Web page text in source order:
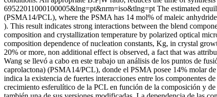
69522011000100005&lng=pt&nrm=iso&tlng=pt The estimated
(PSMA14/PCL), where the PSMA has 14 mol% of maleic
). This result indicates strong interactions between the blend
composition and crystallization temperature by polarized optical
composition dependence of nucleation constants, Kg, in crystal
20% or more, non additional effect is observed, a fact that was
Wang se llevó a cabo en este trabajo un análisis de los puntos de
caprolactona) (PSMA14/PCL), donde el PSMA posee 14% molar
indica la existencia de fuertes interacciones entre los componentes
crecimiento esferulítico de la PCL en función de la composición y